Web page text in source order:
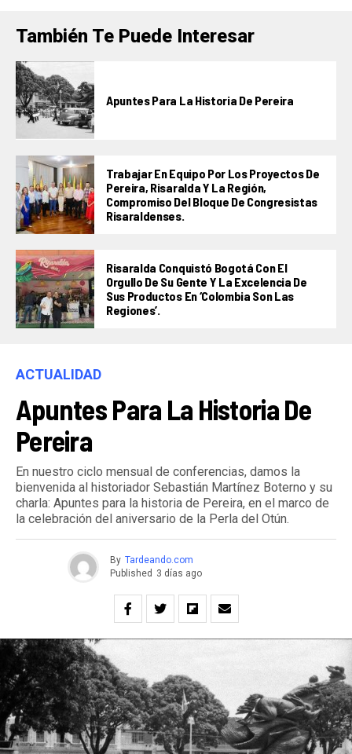
También Te Puede Interesar
Apuntes Para La Historia De Pereira
Trabajar En Equipo Por Los Proyectos De
Pereira, Risaralda Y La Región,
Compromiso Del Bloque De Congresistas
Risaraldenses.
Risaralda Conquistó Bogotá Con El
Orgullo De Su Gente Y La Excelencia De
Sus Productos En ‘Colombia Son Las
Regiones’.
ACTUALIDAD
Apuntes Para La Historia De
Pereira
En nuestro ciclo mensual de conferencias, damos la
bienvenida al historiador Sebastián Martínez Boterno y su
charla: Apuntes para la historia de Pereira, en el marco de
la celebración del aniversario de la Perla del Otún.
By Tardeando.com
Published 3 días ago